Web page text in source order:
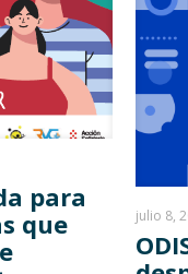
para
que
julio 8,